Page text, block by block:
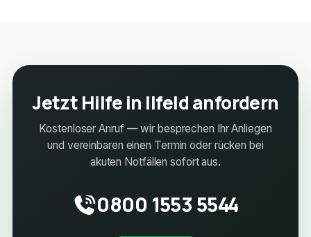
Jetzt Hilfe in Ilfeld anfordern
Kostenloser Anruf — wir besprechen Ihr Anliegen
und vereinbaren einen Termin oder rücken bei
akuten Notfällen sofort aus.
0800 1553 5544